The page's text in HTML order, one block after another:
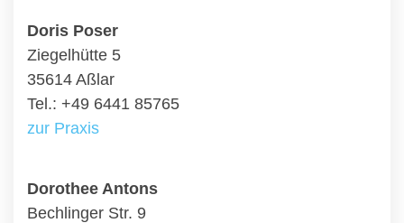
Doris Poser
Ziegelhütte 5
35614 Aßlar
Tel.: +49 6441 85765
zur Praxis
Dorothee Antons
Bechlinger Str. 9